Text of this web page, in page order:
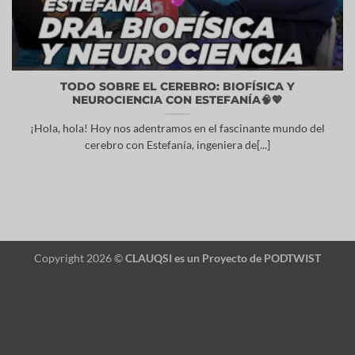
TODO SOBRE EL CEREBRO: BIOFÍSICA Y
NEUROCIENCIA CON ESTEFANÍA🧠💖
¡Hola, hola! Hoy nos adentramos en el fascinante mundo del
cerebro con Estefanía, ingeniera de[...]
Copyright 2026 ©CLAUQSI es un Proyecto de PODTWIST